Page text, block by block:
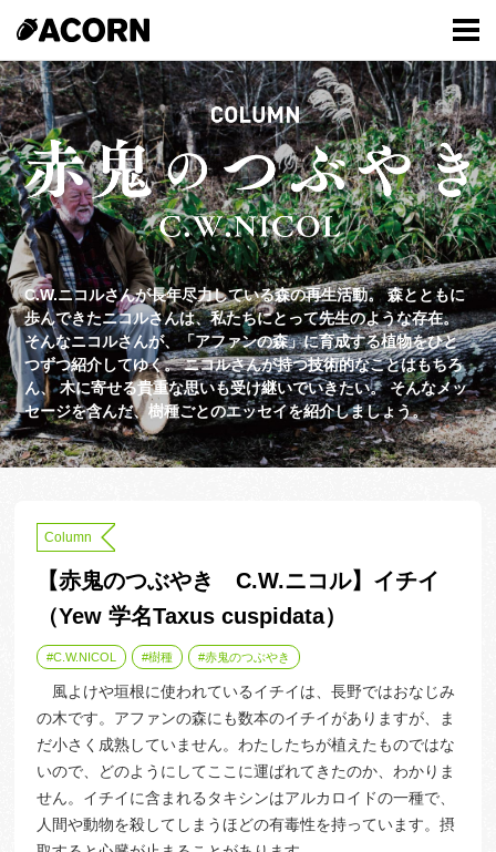
C.W.ニコルさんが長年尽力している森の再生活動。森とともに
歩んできたニコルさんは、私たちにとって先生のような存在。
そんなニコルさんが、「アファンの森」に育成する植物をひと
つずつ紹介してゆく。ニコルさんが持つ技術的なことはもちろ
ん、木に寄せる貴重な思いも受け継いでいきたい。そんなメッ
セージを含んだ、樹種ごとのエッセイを紹介しましょう。
Column
【赤鬼のつぶやき C.W.ニコル】イチイ
（Yew 学名Taxus cuspidata）
C.W.NICOL 樹種 赤鬼のつぶやき
風よけや垣根に使われているイチイは、長野ではおなじみ
の木です。アファンの森にも数本のイチイがありますが、ま
だ小さく成熟していません。わたしたちが植えたものではな
いので、どのようにしてここに運ばれてきたのか、わかりま
せん。イチイに含まれるタキシンはアルカロイドの一種で、
人間や動物を殺してしまうほどの有毒性を持っています。摂